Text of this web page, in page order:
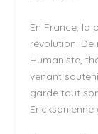
En France, la
révolution.
Humaniste,
venant
garde tout